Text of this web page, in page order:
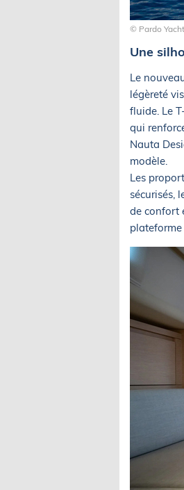
© Pardo Yacht
Une
Le
légèreté
fluide. Le
qui
Nauta
modèle.
Les
sécurisés,
de confort
plateforme